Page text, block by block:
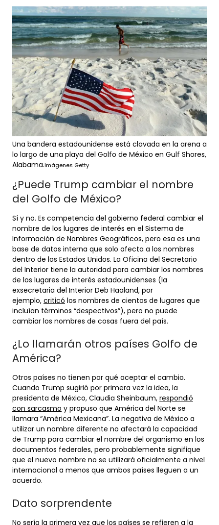
Una bandera estadounidense está clavada en la arena a
lo largo de una playa del Golfo de México en Gulf Shores,
Alabama.Imágenes Getty
¿Puede Trump cambiar el nombre
del Golfo de México?
Sí y no. Es competencia del gobierno federal cambiar el
nombre de los lugares de interés en el Sistema de
Información de Nombres Geográficos, pero esa es una
base de datos interna que solo afecta a los nombres
dentro de los Estados Unidos. La Oficina del Secretario
del Interior tiene la autoridad para cambiar los nombres
de los lugares de interés estadounidenses (la
exsecretaria del Interior Deb Haaland, por
ejemplo, criticó los nombres de cientos de lugares que
incluían términos “despectivos”), pero no puede
cambiar los nombres de cosas fuera del país.
¿Lo llamarán otros países Golfo de
América?
Otros países no tienen por qué aceptar el cambio.
Cuando Trump sugirió por primera vez la idea, la
presidenta de México, Claudia Sheinbaum, respondió
con sarcasmo y propuso que América del Norte se
llamara “América Mexicana”. La negativa de México a
utilizar un nombre diferente no afectará la capacidad
de Trump para cambiar el nombre del organismo en los
documentos federales, pero probablemente signifique
que el nuevo nombre no se utilizará oficialmente a nivel
internacional a menos que ambos países lleguen a un
acuerdo.
Dato sorprendente
No sería la primera vez que los países se refieren a la